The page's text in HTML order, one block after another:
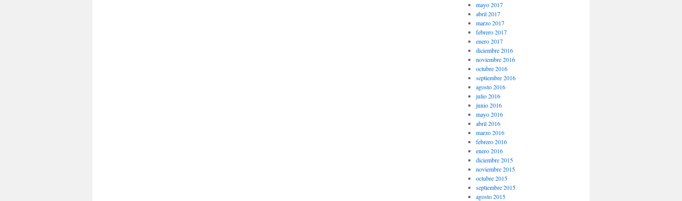
mayo 2017
abril 2017
marzo 2017
febrero 2017
enero 2017
diciembre 2016
noviembre 2016
octubre 2016
septiembre 2016
agosto 2016
julio 2016
junio 2016
mayo 2016
abril 2016
marzo 2016
febrero 2016
enero 2016
diciembre 2015
noviembre 2015
octubre 2015
septiembre 2015
agosto 2015